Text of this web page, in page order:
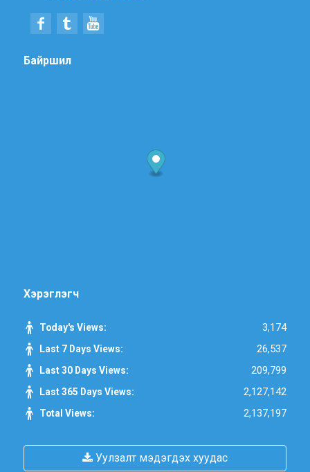
Байршил
Хэрэглэгч
Today's Views: 3,174
Last 7 Days Views: 26,537
Last 30 Days Views: 209,799
Last 365 Days Views: 2,127,142
Total Views: 2,137,197
Уулзалт мэдэгдэх хуудас